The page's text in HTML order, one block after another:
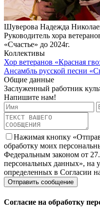
Шуверова Надежда
Руководитель хора
«Счастье» до 2024г.
Коллективы
Хор ветеранов «Красная
Ансамбль русской песни
Общие данные
Заслуженный работник
Напишите нам!
Нажимая кнопку
обработку моих
Федеральным законом от
персональных данных», на
определенных в Согласии
Согласие на обработку